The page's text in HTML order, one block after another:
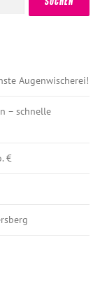
Augenwischerei!
– schnelle
€